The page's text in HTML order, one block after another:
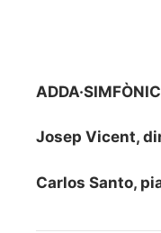
Josep Vicent,
Carlos Santo,